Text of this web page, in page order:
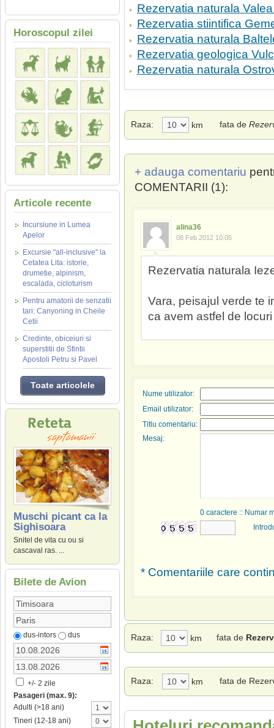
Horoscopul zilei
Articole recente
Incursiune in Lumea
Apelor
Excursie "all-inclusive" la
Cetatea Lita: istorie,
drumetie, alpinism,
escalada, cicloturism
Pentru amatorii de senzatii
tari: Canyoning in Cheile
Cetii
Credinte, obiceiuri si
superstitii de Sfintii
Apostoli Petru si Pavel
Toate articolele
Muschi picant ca la
Sighisoara
Snitel de vita cu ou si
cascaval ras. ...
Bilete de Avion
dus-intors dus
+/- 2 zile
Pasageri (max. 9):
Adulti (>18 ani)
Tineri (12-18 ani)
Rezervatia naturala
Rezervatia stiintifica
Rezervatia naturala
Rezervatia geologica
Rezervatia naturala
Raza: km fata de
+ adauga comentariu
COMENTARII (1):
alina36
08 Feb 2012 10:05
Rezervatia naturala
Vara, peisajul verde te
ca avem astfel de
Nume utilizator:
Email utilizator:
Titlu comentariu:
Mesaj:
0 caractere :: Numar
* Comentariile care
Raza: km fata de
Raza: km fata de